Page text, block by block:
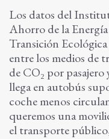
Los datos del
Ahorro de la
Transición
entre los medios de
de CO₂ por
llega en autobús
coche menos
queremos una
el transporte